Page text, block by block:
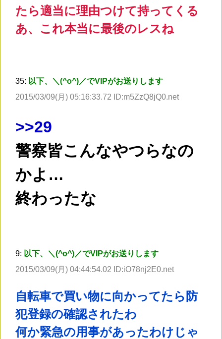
たら適当に理由つけて持ってくる
あ、これ本当に最後のレスね
35: 以下、＼(^o^)／でVIPがお送りします
2015/03/09(月) 05:16:33.72 ID:m5ZzQ8jQ0.net
>>29
警察皆こんなやつらなの
かよ…
終わったな
9: 以下、＼(^o^)／でVIPがお送りします
2015/03/09(月) 04:44:54.02 ID:iO78nj2E0.net
自転車で買い物に向かってたら防
犯登録の確認されたわ
何か緊急の用事があったわけじゃ